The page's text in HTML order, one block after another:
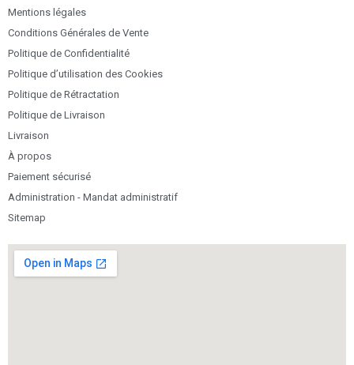
Mentions légales
Conditions Générales de Vente
Politique de Confidentialité
Politique d’utilisation des Cookies
Politique de Rétractation
Politique de Livraison
Livraison
À propos
Paiement sécurisé
Administration - Mandat administratif
Sitemap